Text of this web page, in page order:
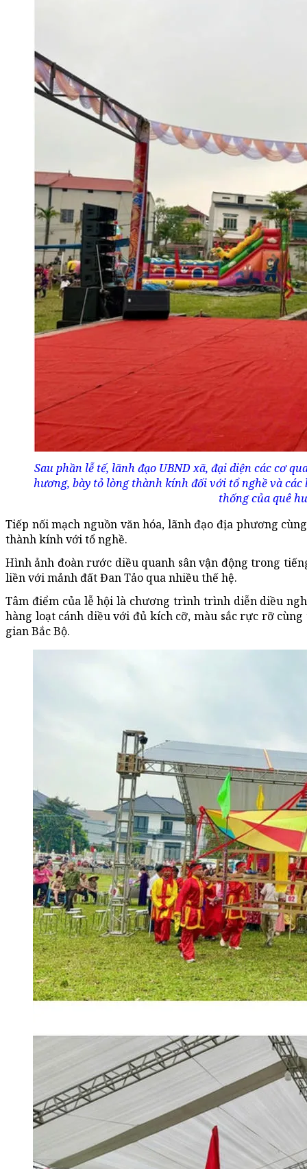
Sau phần lễ tế, lãnh đạo UBND xã, đại diện các cơ
hương, bày tỏ lòng thành kính đối với tổ nghề và
thống của quê
Tiếp nối mạch nguồn văn hóa, lãnh đạo địa phương
thành kính với tổ nghề.
Hình ảnh đoàn rước diều quanh sân vận động trong
liền với mảnh đất Đan Tảo qua nhiều thế hệ.
Tâm điểm của lễ hội là chương trình trình diễn diều
hàng loạt cánh diều với đủ kích cỡ, màu sắc rực rỡ
gian Bắc Bộ.